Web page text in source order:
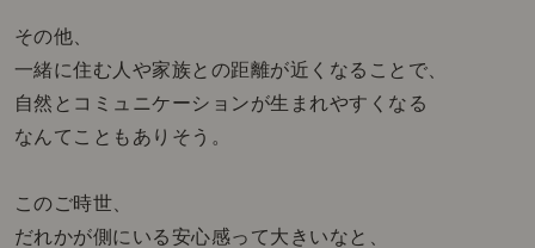
その他、
一緒に住む人や家族との距離が近くなることで、
自然とコミュニケーションが生まれやすくなる
なんてこともありそう。
このご時世、
だれかが側にいる安心感って大きいなと、